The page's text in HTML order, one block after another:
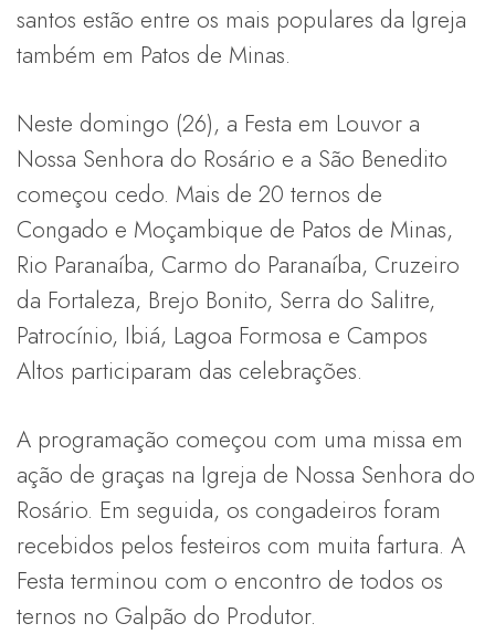
santos estão entre os mais populares da Igreja
também em Patos de Minas.
Neste domingo (26), a Festa em Louvor a
Nossa Senhora do Rosário e a São Benedito
começou cedo. Mais de 20 ternos de
Congado e Moçambique de Patos de Minas,
Rio Paranaíba, Carmo do Paranaíba, Cruzeiro
da Fortaleza, Brejo Bonito, Serra do Salitre,
Patrocínio, Ibiá, Lagoa Formosa e Campos
Altos participaram das celebrações.
A programação começou com uma missa em
ação de graças na Igreja de Nossa Senhora do
Rosário. Em seguida, os congadeiros foram
recebidos pelos festeiros com muita fartura. A
Festa terminou com o encontro de todos os
ternos no Galpão do Produtor.